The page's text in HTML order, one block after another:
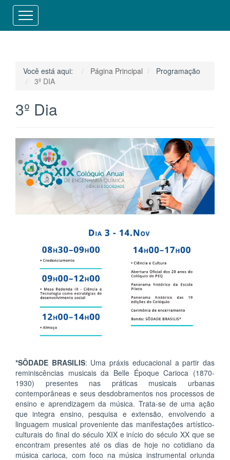
Você está aqui: Página Principal
Programação
3º DIA
3º Dia
*SÔDADE BRASILIS: Uma práxis educacional a partir das
reminiscências musicais da Belle Époque Carioca (1870-
1930) presentes nas práticas musicais urbanas
contemporâneas e seus desdobramentos nos processos de
ensino e aprendizagem da música. Trata-se de uma ação
que integra ensino, pesquisa e extensão, envolvendo a
linguagem musical proveniente das manifestações artístico-
culturais do final do século XIX e início do século XX que se
encontram presentes até os dias de hoje no cotidiano da
música carioca, com foco na música instrumental oriunda